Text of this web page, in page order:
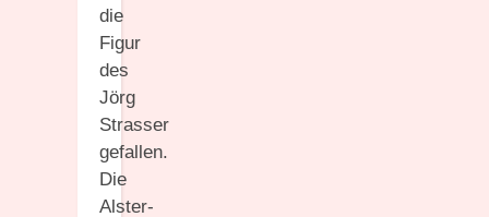
die
Figur
des
Jörg
Strasser
gefallen.
Die
Alster-